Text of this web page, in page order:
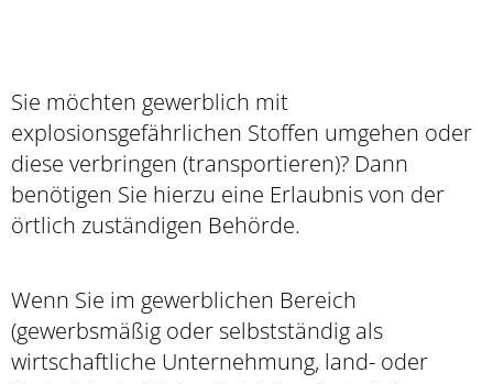
Sie möchten gewerblich mit
explosionsgefährlichen Stoffen umgehen oder
diese verbringen (transportieren)? Dann
benötigen Sie hierzu eine Erlaubnis von der
örtlich zuständigen Behörde.
Wenn Sie im gewerblichen Bereich
(gewerbsmäßig oder selbstständig als
wirtschaftliche Unternehmung, land- oder